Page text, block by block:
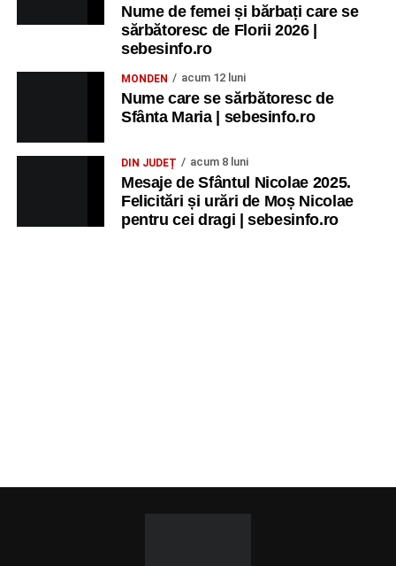
Nume de femei și bărbați care se
sărbătoresc de Florii 2026 |
sebesinfo.ro
MONDEN acum 12 luni
Nume care se sărbătoresc de
Sfânta Maria | sebesinfo.ro
DIN JUDEȚ acum 8 luni
Mesaje de Sfântul Nicolae 2025.
Felicitări și urări de Moș Nicolae
pentru cei dragi | sebesinfo.ro